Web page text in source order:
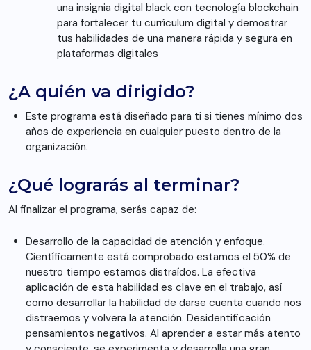
una insignia digital black con tecnología blockchain
para fortalecer tu currículum digital y demostrar
tus habilidades de una manera rápida y segura en
plataformas digitales
¿A quién va dirigido?
Este programa está diseñado para ti si tienes mínimo dos
años de experiencia en cualquier puesto dentro de la
organización.
¿Qué lograrás al terminar?
Al finalizar el programa, serás capaz de:
Desarrollo de la capacidad de atención y enfoque.
Científicamente está comprobado estamos el 50% de
nuestro tiempo estamos distraídos. La efectiva
aplicación de esta habilidad es clave en el trabajo, así
como desarrollar la habilidad de darse cuenta cuando nos
distraemos y volvera la atención. Desidentificación
pensamientos negativos. Al aprender a estar más atento